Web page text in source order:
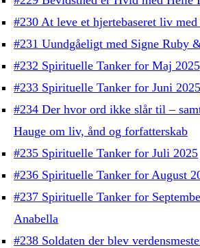
#230 At leve et hjertebaseret liv
#231 Uundgåeligt med Signe Ruby
#232 Spirituelle Tanker for Maj 2025
#233 Spirituelle Tanker for Juni 2025
#234 Der hvor ord ikke slår til –
Hauge om liv, ånd og forfatterskab
#235 Spirituelle Tanker for Juli 2025
#236 Spirituelle Tanker for August
#237 Spirituelle Tanker for
Anabella
#238 Soldaten der blev